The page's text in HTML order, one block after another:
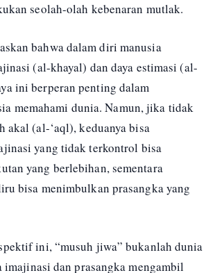
seolah-olah kebenaran mutlak.
bahwa dalam diri manusia
(al-khayal) dan daya estimasi (al-
ini berperan penting dalam
memahami dunia. Namun, jika tidak
akal (al-‘aql), keduanya bisa
yang tidak terkontrol bisa
yang berlebihan, sementara
bisa menimbulkan prasangka yang
ini, “musuh jiwa” bukanlah dunia
dan prasangka mengambil